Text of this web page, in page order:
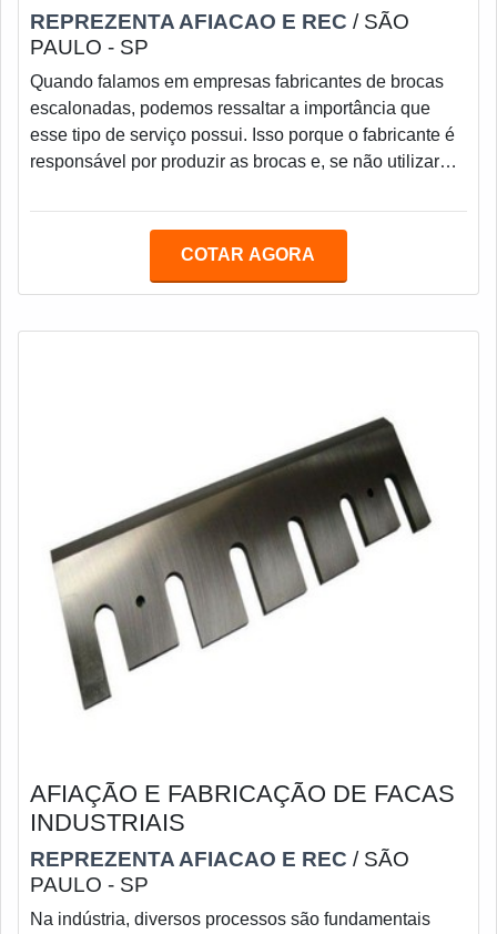
REPREZENTA AFIACAO E REC / SÃO
PAULO - SP
Quando falamos em empresas fabricantes de brocas
escalonadas, podemos ressaltar a importância que
esse tipo de serviço possui. Isso porque o fabricante é
responsável por produzir as brocas e, se não utilizar
podem não ser alcançados. Sendo assim, é possível
amplo. Até pelo fato de esse tipo de equipamento
COTAR AGORA
AFIAÇÃO E FABRICAÇÃO DE FACAS
INDUSTRIAIS
REPREZENTA AFIACAO E REC / SÃO
PAULO - SP
Na indústria, diversos processos são fundamentais